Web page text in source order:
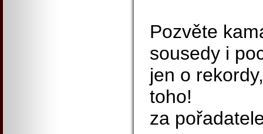
Pozvěte
sousedy i
jen o
toho!
za